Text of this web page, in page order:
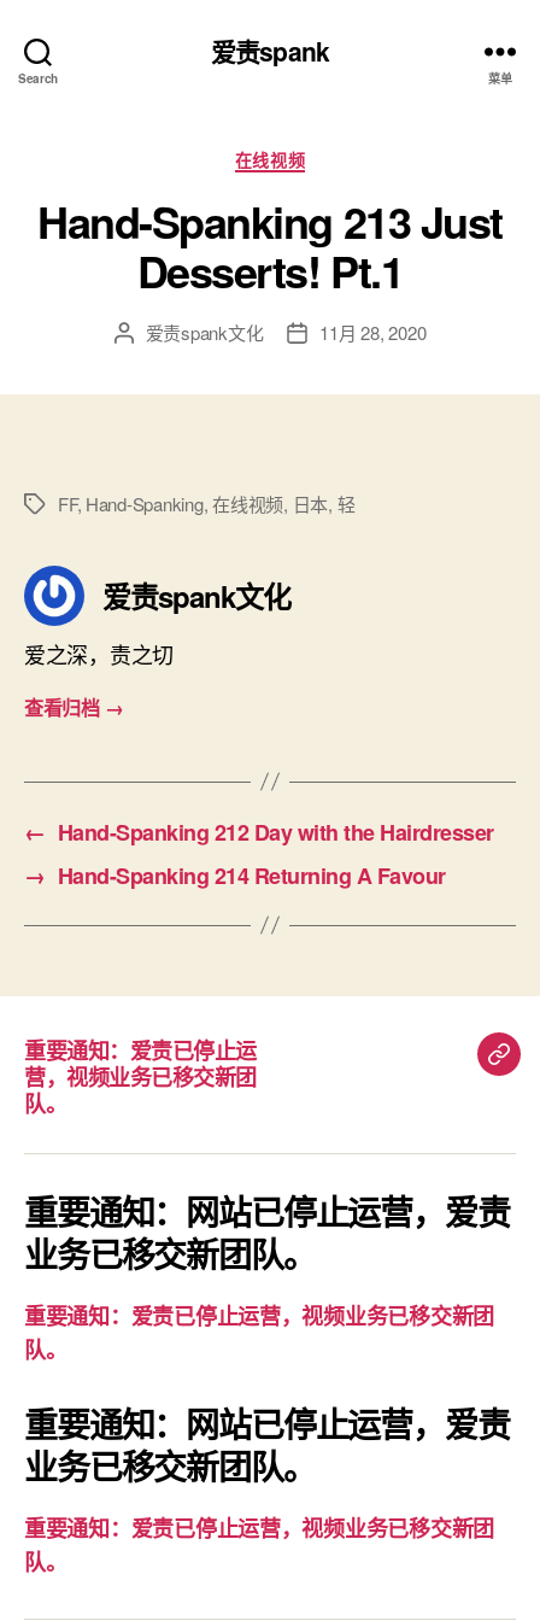
Search
爱责spank
菜单
分
类
在线视频
Hand-Spanking 213 Just
Desserts! Pt.1
文 爱责spank文化
发 11月 28, 2020
标
FF, Hand-Spanking,在线视频, 日本, 轻
爱责spank文化
爱之深，责之切
查看归档 →
← Hand-Spanking 212 Day with the Hairdresser
→ Hand-Spanking 214 Returning A Favour
重要通知：爱责已停止运
营，视频业务已移交新团
队。
重
知：
爱
责
视
重要通知：网站已停止运营，爱责
业务已移交新团队。
重要通知：爱责已停止运营，视频业务已移交新团
队。
重要通知：网站已停止运营，爱责
业务已移交新团队。
重要通知：爱责已停止运营，视频业务已移交新团
队。